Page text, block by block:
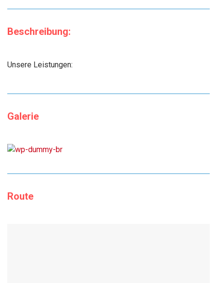
Beschreibung:
Unsere Leistungen:
Galerie
Route